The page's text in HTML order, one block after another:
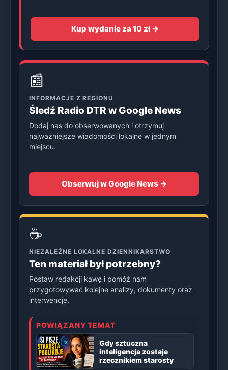
Kup wydanie za 10 zł →
📰
INFORMACJE Z REGIONU
Śledź Radio DTR w Google News
Dodaj nas do obserwowanych i otrzymuj
najważniejsze wiadomości lokalne w jednym
miejscu.
Obserwuj w Google News →
☕
NIEZALEŻNE LOKALNE DZIENNIKARSTWO
Ten materiał był potrzebny?
Postaw redakcji kawę i pomóż nam
przygotowywać kolejne analizy, dokumenty oraz
interwencje.
POWIĄZANY TEMAT
Gdy sztuczna
inteligencja zostaje
rzecznikiem starosty